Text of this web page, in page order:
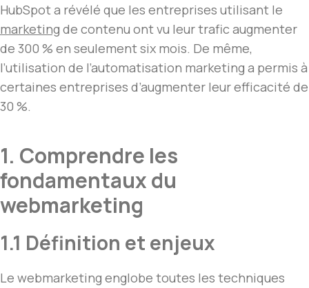
HubSpot a révélé que les entreprises utilisant le
marketingde contenu ont vu leur trafic augmenter
de 300 % en seulement six mois. De même,
l’utilisation de l’automatisation marketing a permis à
certaines entreprises d’augmenter leur efficacité de
30 %.
1. Comprendre les
fondamentaux du
webmarketing
1.1 Définition et enjeux
Le webmarketing englobe toutes les techniques